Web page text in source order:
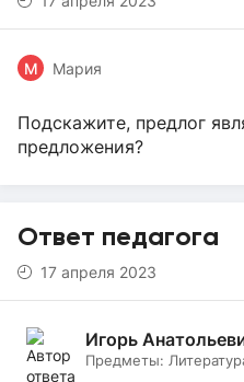
М Мария
Подскажите, предлог
предложения?
Ответ педагога
17 апреля 2023
Игорь
Предметы: